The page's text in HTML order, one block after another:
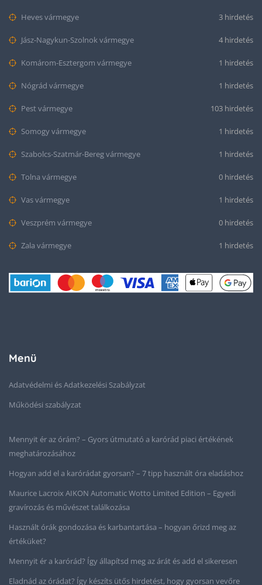
Heves vármegye 3 hirdetés
Jász-Nagykun-Szolnok vármegye 4 hirdetés
Komárom-Esztergom vármegye 1 hirdetés
Nógrád vármegye 1 hirdetés
Pest vármegye 103 hirdetés
Somogy vármegye 1 hirdetés
Szabolcs-Szatmár-Bereg vármegye 1 hirdetés
Tolna vármegye 0 hirdetés
Vas vármegye 1 hirdetés
Veszprém vármegye 0 hirdetés
Zala vármegye 1 hirdetés
Menü
Adatvédelmi és Adatkezelési Szabályzat
Működési szabályzat
Mennyit ér az órám? – Gyors útmutató a karórád piaci értékének
meghatározásához
Hogyan add el a karórádat gyorsan? – 7 tipp használt óra eladáshoz
Maurice Lacroix AIKON Automatic Wotto Limited Edition – Egyedi
gravírozás és művészet találkozása
Használt órák gondozása és karbantartása – hogyan őrizd meg az
értéküket?
Mennyit ér a karórád? Így állapítsd meg az árát és add el sikeresen
Eladnád az órádat? Így készíts ütős hirdetést, hogy gyorsan vevőre